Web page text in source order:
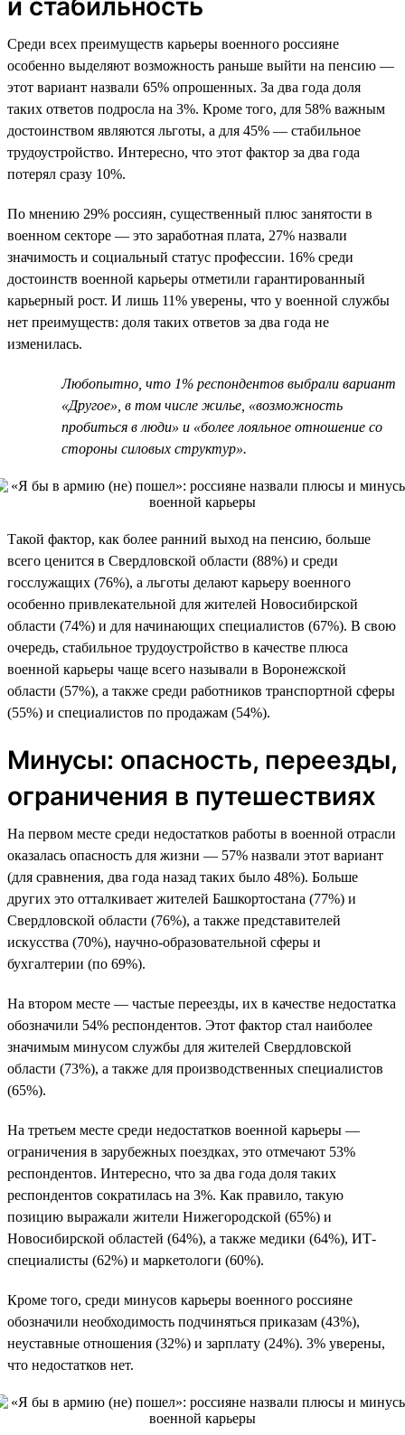
и стабильность
Среди всех преимуществ карьеры военного россияне
особенно выделяют возможность раньше выйти на пенсию —
этот вариант назвали 65% опрошенных. За два года доля
таких ответов подросла на 3%. Кроме того, для 58% важным
достоинством являются льготы, а для 45% — стабильное
трудоустройство. Интересно, что этот фактор за два года
потерял сразу 10%.
По мнению 29% россиян, существенный плюс занятости в
военном секторе — это заработная плата, 27% назвали
значимость и социальный статус профессии. 16% среди
достоинств военной карьеры отметили гарантированный
карьерный рост. И лишь 11% уверены, что у военной службы
нет преимуществ: доля таких ответов за два года не
изменилась.
Любопытно, что 1% респондентов выбрали вариант
«Другое», в том числе жилье, «возможность
пробиться в люди» и «более лояльное отношение со
стороны силовых структур».
Такой фактор, как более ранний выход на пенсию, больше
всего ценится в Свердловской области (88%) и среди
госслужащих (76%), а льготы делают карьеру военного
особенно привлекательной для жителей Новосибирской
области (74%) и для начинающих специалистов (67%). В свою
очередь, стабильное трудоустройство в качестве плюса
военной карьеры чаще всего называли в Воронежской
области (57%), а также среди работников транспортной сферы
(55%) и специалистов по продажам (54%).
Минусы: опасность, переезды,
ограничения в путешествиях
На первом месте среди недостатков работы в военной отрасли
оказалась опасность для жизни — 57% назвали этот вариант
(для сравнения, два года назад таких было 48%). Больше
других это отталкивает жителей Башкортостана (77%) и
Свердловской области (76%), а также представителей
искусства (70%), научно-образовательной сферы и
бухгалтерии (по 69%).
На втором месте — частые переезды, их в качестве недостатка
обозначили 54% респондентов. Этот фактор стал наиболее
значимым минусом службы для жителей Свердловской
области (73%), а также для производственных специалистов
(65%).
На третьем месте среди недостатков военной карьеры —
ограничения в зарубежных поездках, это отмечают 53%
респондентов. Интересно, что за два года доля таких
респондентов сократилась на 3%. Как правило, такую
позицию выражали жители Нижегородской (65%) и
Новосибирской областей (64%), а также медики (64%), ИТ-
специалисты (62%) и маркетологи (60%).
Кроме того, среди минусов карьеры военного россияне
обозначили необходимость подчиняться приказам (43%),
неуставные отношения (32%) и зарплату (24%). 3% уверены,
что недостатков нет.